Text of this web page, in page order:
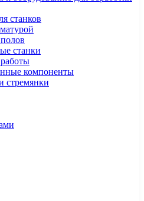
станков
станки
компоненты
стремянки